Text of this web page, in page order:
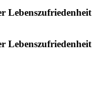
Lebenszufriedenheit
Lebenszufriedenheit